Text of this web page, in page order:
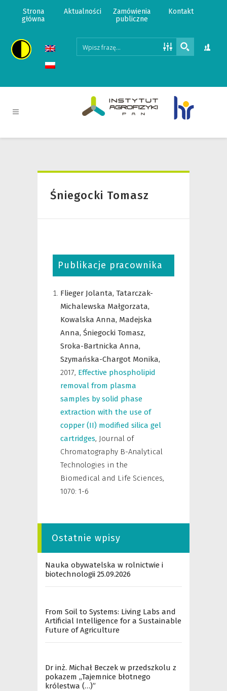
Strona
główna
Aktualności
Zamówienia
publiczne
Kontakt
Śniegocki Tomasz
Publikacje pracownika
Flieger Jolanta, Tatarczak-
Michalewska Małgorzata,
Kowalska Anna, Madejska
Anna, Śniegocki Tomasz,
Sroka-Bartnicka Anna,
Szymańska-Chargot Monika,
2017, Effective phospholipid
removal from plasma
samples by solid phase
extraction with the use of
copper (II) modified silica gel
cartridges, Journal of
Chromatography B-Analytical
Technologies in the
Biomedical and Life Sciences,
1070: 1-6
Ostatnie wpisy
Nauka obywatelska w rolnictwie i
biotechnologii 25.09.2026
From Soil to Systems: Living Labs and
Artificial Intelligence for a Sustainable
Future of Agriculture
Dr inż. Michał Beczek w przedszkolu z
pokazem „Tajemnice błotnego
królestwa (…)”